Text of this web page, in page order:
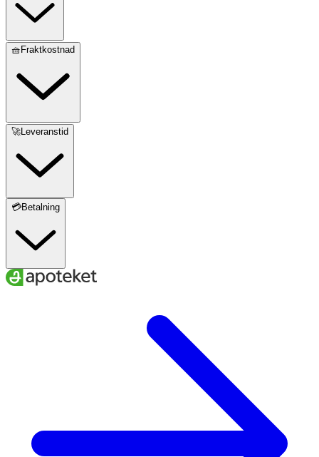
🧺Fraktkostnad
🚀Leveranstid
💳Betalning